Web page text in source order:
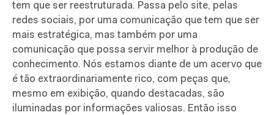
tem que ser reestruturada. Passa pelo site, pelas
redes sociais, por uma comunicação que tem que ser
mais estratégica, mas também por uma
comunicação que possa servir melhor à produção de
conhecimento. Nós estamos diante de um acervo que
é tão extraordinariamente rico, com peças que,
mesmo em exibição, quando destacadas, são
iluminadas por informações valiosas. Então isso